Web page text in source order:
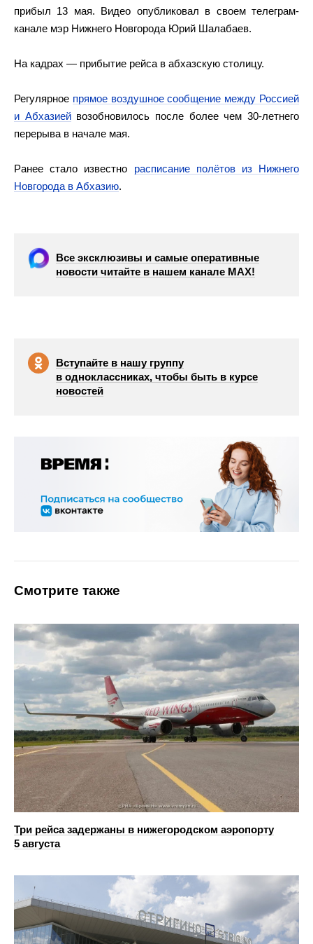
прибыл 13 мая. Видео опубликовал в своем телеграм-
канале мэр Нижнего Новгорода Юрий Шалабаев.
На кадрах — прибытие рейса в абхазскую столицу.
Регулярное прямое воздушное сообщение между Россией
и Абхазиейвозобновилось после более чем 30-летнего
перерыва в начале мая.
Ранее стало известно расписание полётов из Нижнего
Новгорода в Абхазию.
Все эксклюзивы и самые оперативные
новости читайте в нашем канале МАХ!
Вступайте в нашу группу
в одноклассниках, чтобы быть в курсе
новостей
Смотрите также
Три рейса задержаны в нижегородском аэропорту
5 августа